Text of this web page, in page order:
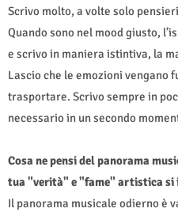
Scrivo molto, a volte solo
Quando sono nel mood giusto,
e scrivo in maniera istintiva, la
Lascio che le emozioni vengano
trasportare. Scrivo sempre in
necessario in un secondo
Cosa ne pensi del panorama
tua "verità" e "fame" artistica si
Il panorama musicale odierno è